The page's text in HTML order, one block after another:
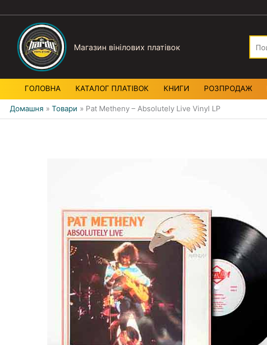
Магазин вінілових платівок
ГОЛОВНА КАТАЛОГ ПЛАТIВОК КНИГИ РОЗПРОДАЖ
Домашня Товари Pat Metheny – Absolutely Live Vinyl LP